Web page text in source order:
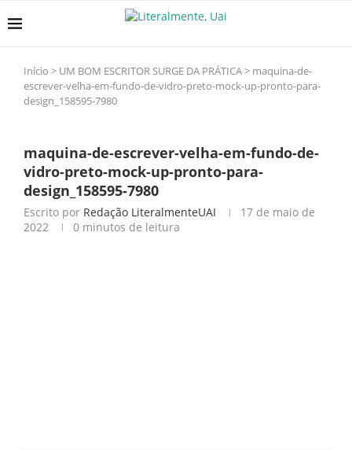
Início > UM BOM ESCRITOR SURGE DA PRÁTICA> maquina-de-
escrever-velha-em-fundo-de-vidro-preto-mock-up-pronto-para-
design_158595-7980
maquina-de-escrever-velha-em-fundo-de-
vidro-preto-mock-up-pronto-para-
design_158595-7980
Escrito por Redação LiteralmenteUAI
17 de maio de
2022
0 minutos de leitura